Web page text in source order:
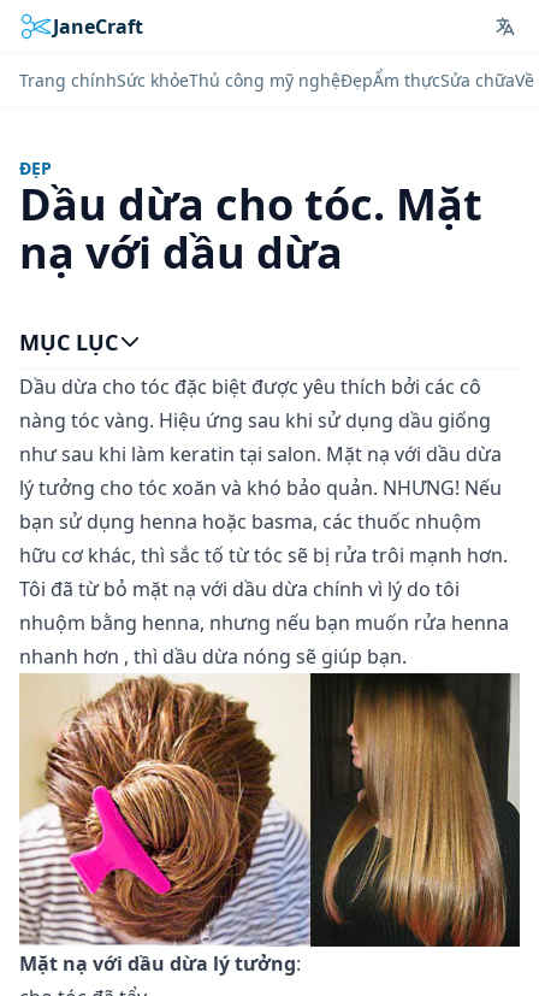
JaneCraft
Trang chínhSức khỏeThủ công mỹ nghệĐẹpẨm thựcSửa chữa
ĐẸP
Dầu dừa cho tóc. Mặt
nạ với dầu dừa
Dầu dừa cho tóc đặc biệt được yêu thích bởi các cô
nàng tóc vàng. Hiệu ứng sau khi sử dụng dầu giống
như sau khi làm keratin tại salon. Mặt nạ với dầu dừa
lý tưởng cho tóc xoăn và khó bảo quản. NHƯNG! Nếu
bạn sử dụng henna hoặc basma, các thuốc nhuộm
hữu cơ khác, thì sắc tố từ tóc sẽ bị rửa trôi mạnh hơn.
Tôi đã từ bỏ mặt nạ với dầu dừa chính vì lý do tôi
nhuộm bằng henna, nhưng nếu bạn muốn rửa henna
nhanh hơn , thì dầu dừa nóng sẽ giúp bạn.
Mặt nạ với dầu dừa lý tưởng:
MỤC LỤC